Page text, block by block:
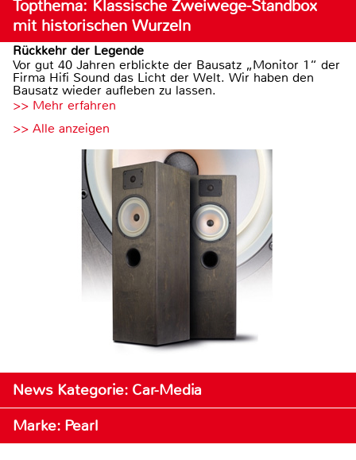
Topthema: Klassische Zweiwege-Standbox
mit historischen Wurzeln
Rückkehr der Legende
Vor gut 40 Jahren erblickte der Bausatz „Monitor 1“ der
Firma Hifi Sound das Licht der Welt. Wir haben den
Bausatz wieder aufleben zu lassen.
>> Mehr erfahren
>> Alle anzeigen
News Kategorie: Car-Media
Marke: Pearl